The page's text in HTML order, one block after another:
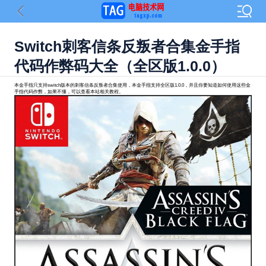
Switch刺客信条反叛者合集金手指
代码作弊码大全（全区版1.0.0）
本金手指只支持switch版本的刺客信条反叛者合集使用，本金手指支持全区版1.0.0，并且你要知道如何使用这些金
手指代码作弊，如果不懂，可以查看本站相关教程。